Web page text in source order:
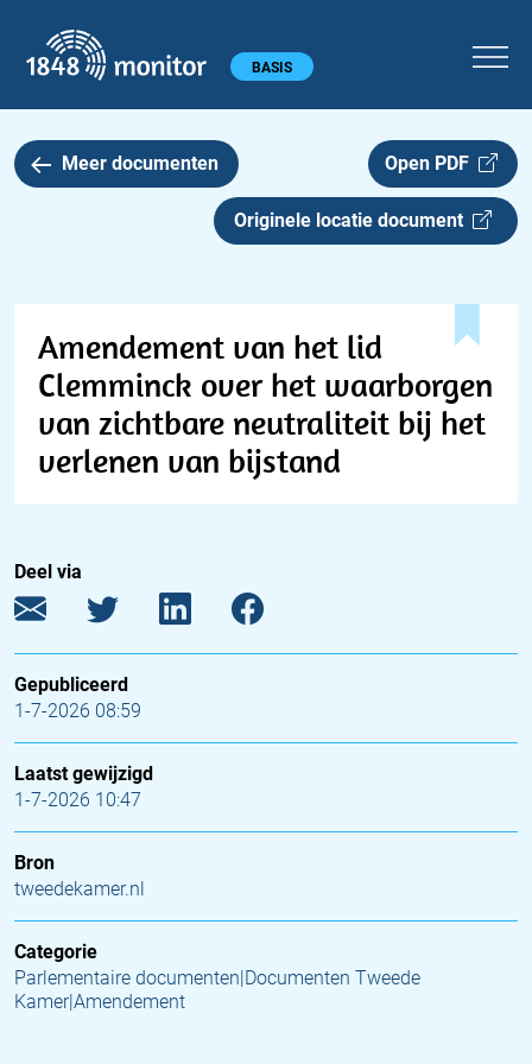
Hoofdmenu BASIS
Meer documenten Open PDF
Originele locatie document
Amendement van het lid
Clemminck over het waarborgen
van zichtbare neutraliteit bij het
verlenen van bijstand
Deel via
Gepubliceerd
1-7-2026 08:59
Laatst gewijzigd
1-7-2026 10:47
Bron
tweedekamer.nl
Categorie
Parlementaire documenten|Documenten Tweede
Kamer|Amendement